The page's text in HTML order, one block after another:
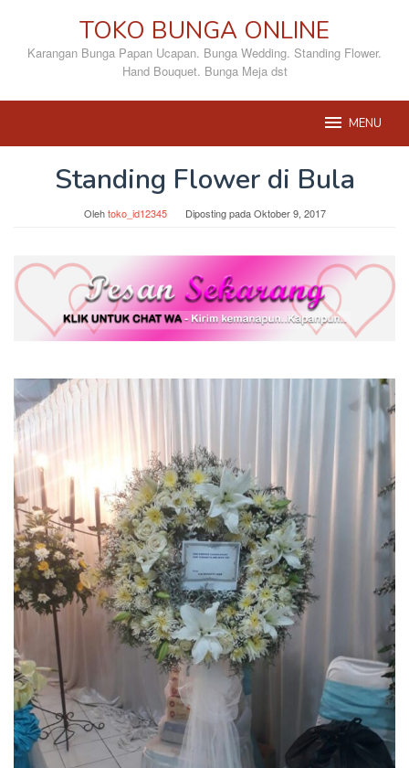
konten
TOKO BUNGA ONLINE
Karangan Bunga Papan Ucapan. Bunga Wedding. Standing Flower.
Hand Bouquet. Bunga Meja dst
MENU
Standing Flower di Bula
Olehtoko_id12345 Diposting padaOktober 9, 2017